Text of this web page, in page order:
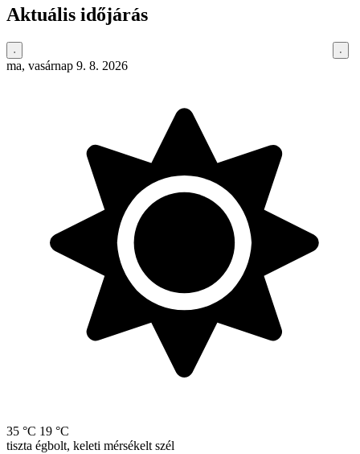
Aktuális időjárás
ma, vasárnap 9. 8. 2026
35 °C 19 °C
tiszta égbolt, keleti mérsékelt szél